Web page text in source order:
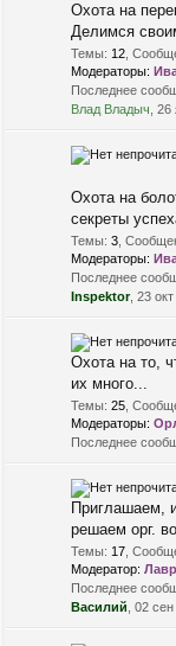
Охота на
Делимся
Темы: 12
Модераторы:
Последнее
Влад Владыч ,
Охота на
секреты
Темы: 3
Модераторы:
Последнее
Inspektor, 23
Охота на то,
их много...
Темы: 25
Модераторы:
Последнее
Приглашаем,
решаем орг.
Темы: 17
Модератор:
Последнее
Василий , 02